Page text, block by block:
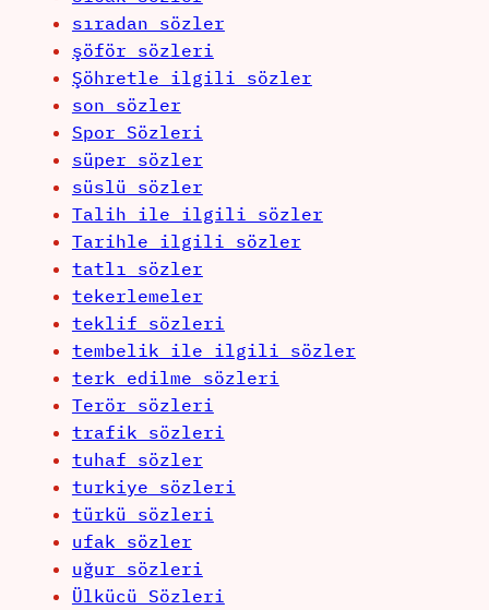
sıradan sözler
şöför sözleri
Şöhretle ilgili sözler
son sözler
Spor Sözleri
süper sözler
süslü sözler
Talih ile ilgili sözler
Tarihle ilgili sözler
tatlı sözler
tekerlemeler
teklif sözleri
tembelik ile ilgili sözler
terk edilme sözleri
Terör sözleri
trafik sözleri
tuhaf sözler
turkiye sözleri
türkü sözleri
ufak sözler
uğur sözleri
Ülkücü Sözleri